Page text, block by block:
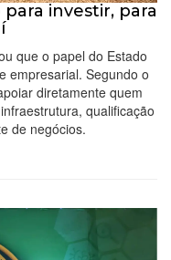
investir, para
que o papel do Estado
empresarial. Segundo o
diretamente quem
qualificação
de negócios.